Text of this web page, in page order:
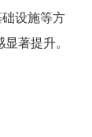
设施等方
著提升。